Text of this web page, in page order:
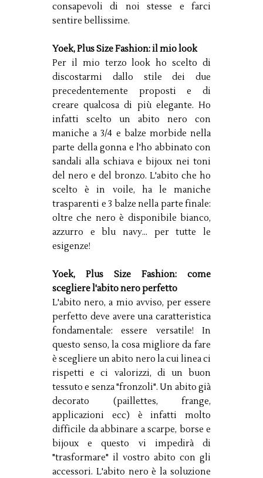
consapevoli di noi stesse e farci
sentire bellissime.
Yoek, Plus Size Fashion: il mio look
Per il mio terzo look ho scelto di
discostarmi dallo stile dei due
precedentemente proposti e di
creare qualcosa di più elegante. Ho
infatti scelto un abito nero con
maniche a 3/4 e balze morbide nella
parte della gonna e l'ho abbinato con
sandali alla schiava e bijoux nei toni
del nero e del bronzo. L'abito che ho
scelto è in voile, ha le maniche
trasparenti e 3 balze nella parte finale:
oltre che nero è disponibile bianco,
azzurro e blu navy... per tutte le
esigenze!
Yoek, Plus Size Fashion: come
scegliere l'abito nero perfetto
L'abito nero, a mio avviso, per essere
perfetto deve avere una caratteristica
fondamentale: essere versatile! In
questo senso, la cosa migliore da fare
è scegliere un abito nero la cui linea ci
rispetti e ci valorizzi, di un buon
tessuto e senza "fronzoli". Un abito già
decorato (paillettes, frange,
applicazioni ecc) è infatti molto
difficile da abbinare a scarpe, borse e
bijoux e questo vi impedirà di
"trasformare" il vostro abito con gli
accessori. L'abito nero è la soluzione